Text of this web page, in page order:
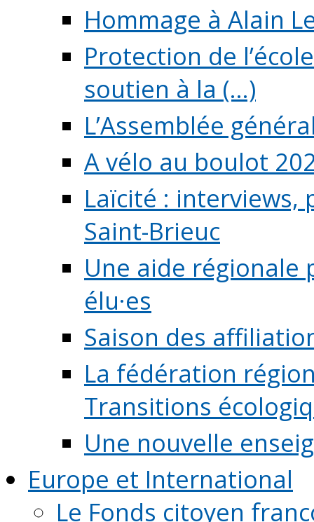
Hommage à Alain
Protection de
soutien à la (...)
L’Assemblée
A vélo au boulot
Laïcité :
Saint-Brieuc
Une aide régionale
élu·es
Saison des
La fédération
Transitions
Une nouvelle
Europe et International
Le Fonds citoyen